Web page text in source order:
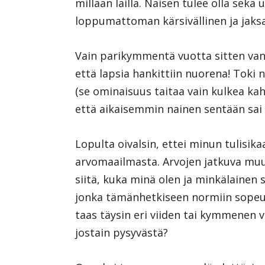
millään lailla. Naisen tulee olla
loppumattoman kärsivällinen ja
Vain parikymmentä vuotta sitten
että lapsia hankittiin nuorena! Toki
(se ominaisuus taitaa vain kulkea
että aikaisemmin nainen sentään
Lopulta oivalsin, ettei minun
arvomaailmasta. Arvojen jatkuva
siitä, kuka minä olen ja minkälainen
jonka tämänhetkiseen normiin
taas täysin eri viiden tai kymmenen
jostain pysyvästä?